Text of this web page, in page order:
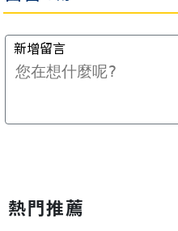
熱門推薦